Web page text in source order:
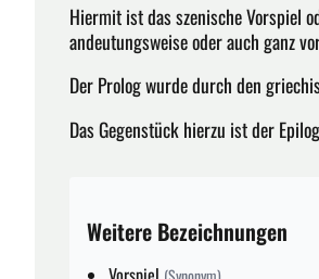
Hiermit ist das szenische Vorspiel
andeutungsweise oder auch ganz
Der Prolog wurde durch den
Das Gegenstück hierzu ist der
Weitere Bezeichnungen